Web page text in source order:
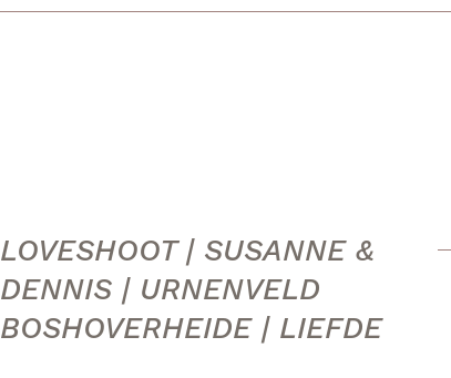
LOVESHOOT | SUSANNE &
DENNIS | URNENVELD
BOSHOVERHEIDE | LIEFDE